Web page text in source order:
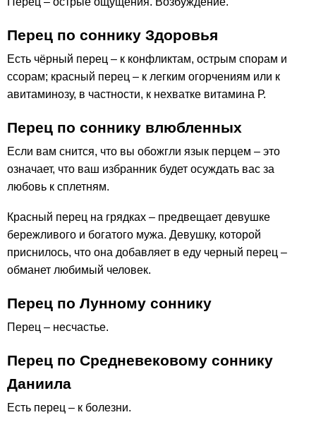
Перец по соннику Здоровья
Есть чёрный перец – к конфликтам, острым спорам и
ссорам; красный перец – к легким огорчениям или к
авитаминозу, в частности, к нехватке витамина Р.
Перец по соннику влюбленных
Если вам снится, что вы обожгли язык перцем – это
означает, что ваш избранник будет осуждать вас за
любовь к сплетням.
Красный перец на грядках – предвещает девушке
бережливого и богатого мужа. Девушку, которой
приснилось, что она добавляет в еду черный перец –
обманет любимый человек.
Перец по Лунному соннику
Перец – несчастье.
Перец по Средневековому соннику
Даниила
Есть перец – к болезни.